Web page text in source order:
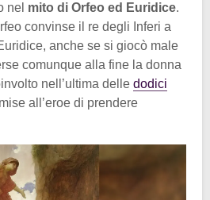
nel mito di Orfeo ed Euridice.
convinse il re degli Inferi a
anche se si giocò male
comunque alla fine la donna
nell’ultima delle dodici
all’eroe di prendere